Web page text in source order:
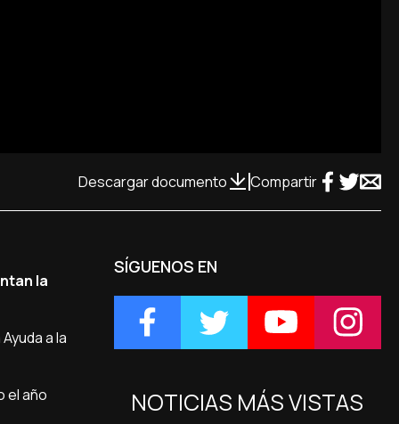
Descargar documento Compartir
la
a la
el año
SÍGUENOS EN
NOTICIAS MÁS VISTAS